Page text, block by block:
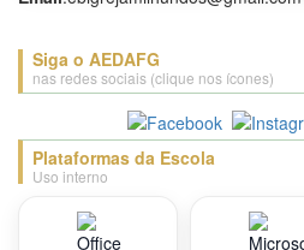
Siga o AEDAFG
nas redes sociais (clique nos ícones)
Plataformas da Escola
Uso interno